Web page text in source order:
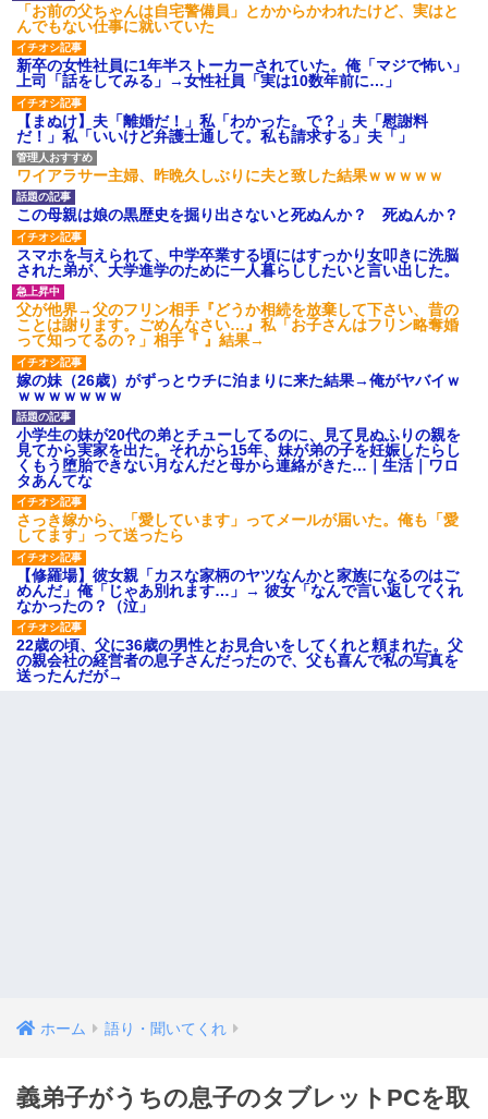
「お前の父ちゃんは自宅警備員」とかからかわれたけど、実はと
んでもない仕事に就いていた
新卒の女性社員に1年半ストーカーされていた。俺「マジで怖い」
上司「話をしてみる」→女性社員「実は10数年前に…」
【まぬけ】夫「離婚だ！」私「わかった。で？」夫「慰謝料
だ！」私「いいけど弁護士通して。私も請求する」夫「」
ワイアラサー主婦、昨晩久しぶりに夫と致した結果ｗｗｗｗｗ
この母親は娘の黒歴史を掘り出さないと死ぬんか？ 死ぬんか？
スマホを与えられて、中学卒業する頃にはすっかり女叩きに洗脳
された弟が、大学進学のために一人暮らししたいと言い出した。
父が他界→父のフリン相手『どうか相続を放棄して下さい、昔の
ことは謝ります。ごめんなさい…』私「お子さんはフリン略奪婚
って知ってるの？」相手『 』結果→
嫁の妹（26歳）がずっとウチに泊まりに来た結果→俺がヤバイｗ
ｗｗｗｗｗｗｗ
小学生の妹が20代の弟とチューしてるのに、見て見ぬふりの親を
見てから実家を出た。それから15年、妹が弟の子を妊娠したらし
くもう堕胎できない月なんだと母から連絡がきた…｜生活｜ワロ
タあんてな
さっき嫁から、「愛しています」ってメールが届いた。俺も「愛
してます」って送ったら
【修羅場】彼女親「カスな家柄のヤツなんかと家族になるのはご
めんだ」俺「じゃあ別れます…」→ 彼女「なんで言い返してくれ
なかったの？（泣」
22歳の頃、父に36歳の男性とお見合いをしてくれと頼まれた。父
の親会社の経営者の息子さんだったので、父も喜んで私の写真を
送ったんだが→
ホーム 語り・聞いてくれ
義弟子がうちの息子のタブレットPCを取